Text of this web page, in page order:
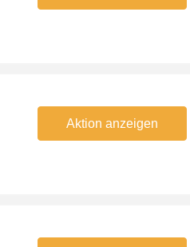
Aktion anzeigen